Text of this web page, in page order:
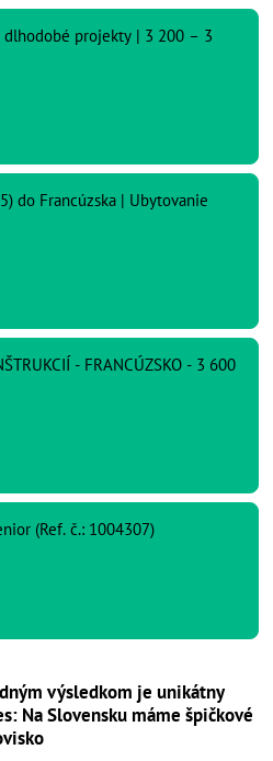
dlhodobé projekty | 3 200 – 3
do Francúzska | Ubytovanie
- FRANCÚZSKO - 3 600
Procesný inžinier kvality senior (Ref. č.: 1004307)
výsledkom je unikátny
Na Slovensku máme špičkové